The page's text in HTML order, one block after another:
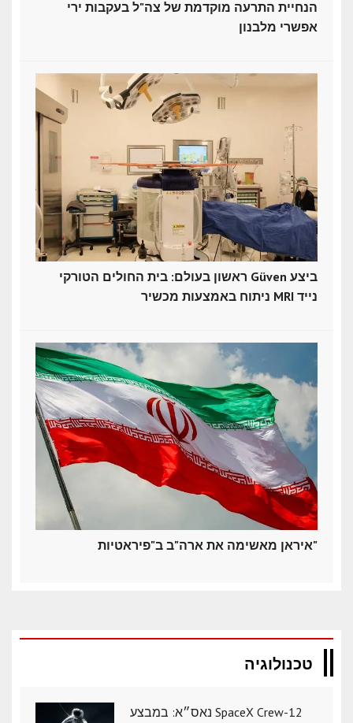
הנחיית התרעה מוקדמת של צה"ל בעקבות ירי
אפשרי מלבנון
ראשון בעולם: בית החולים הטורקי Güven ביצע
ניתוח באמצעות מכשיר MRI נייד
איראן מאשימה את ארה"ב ב"פיראטיות"
טכנולוגיה
נאס״א: במבצע SpaceX Crew-12